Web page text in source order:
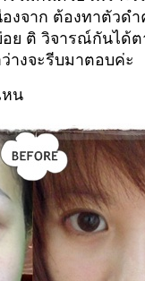
งจาก ต้องทาตัวด
อย ติ วิจารณ์กันได้
างจะรีบมาตอบค่ะ
หน